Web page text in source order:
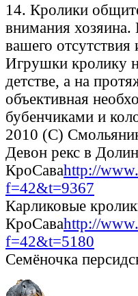
14. Кролики
внимания
вашего
Игрушки кролику
детстве, а на
объективная
бубенчиками и
2010 (С)
Девон рекс в
КроСаваhttp://
f=42&t=9367
Карликовые
КроСаваhttp://
f=42&t=5180
Семёночка